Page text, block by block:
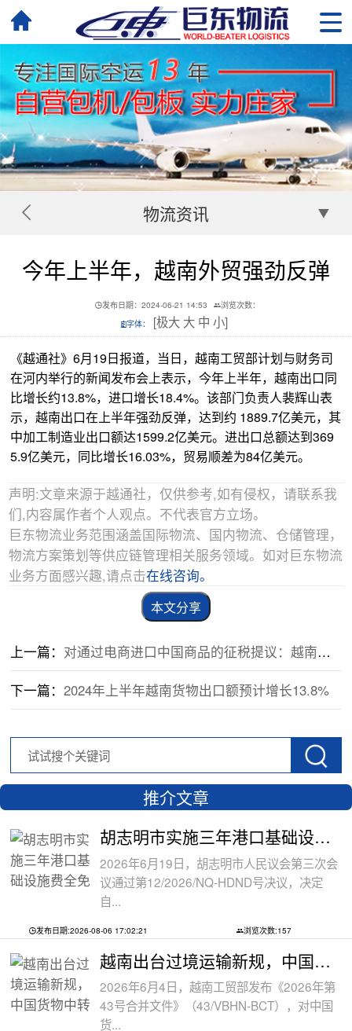
物流资讯
今年上半年，越南外贸强劲反弹
发布日期：2024-06-21 14:53
浏览次数：
字体：
[极大 大 中 小]
《越通社》6月19日报道，当日，越南工贸部计划与财务司
在河内举行的新闻发布会上表示，今年上半年，越南出口同
比增长约13.8%，进口增长18.4%。该部门负责人裴辉山表
示，越南出口在上半年强劲反弹，达到约 1889.7亿美元，其
中加工制造业出口额达1599.2亿美元。进出口总额达到369
5.9亿美元，同比增长16.03%，贸易顺差为84亿美元。
声明:文章来源于越通社，仅供参考,如有侵权，请联系我
们,内容属作者个人观点。不代表官方立场。
巨东物流业务范围涵盖国际物流、国内物流、仓储管理，
物流方案策划等供应链管理相关服务领域。如对巨东物流
业务方面感兴趣,请点击在线咨询。
本文分享
上一篇： 对通过电商进口中国商品的征税提议：越南税务总局“透露”信息
下一篇：2024年上半年越南货物出口额预计增长13.8%
推介文章
胡志明市实施三年港口基础设施费全免政
2026年6月19日，胡志明市人民议会第三次会
议通过第12/2026/NQ-HDND号决议，决定
自...
发布日期:2026-08-06 17:02:21 浏览次数:157
越南出台过境运输新规，中国货物中转通
2026年6月4日，越南工贸部发布《2026年第
43号合并文件》（43/VBHN-BCT），对中国
货...